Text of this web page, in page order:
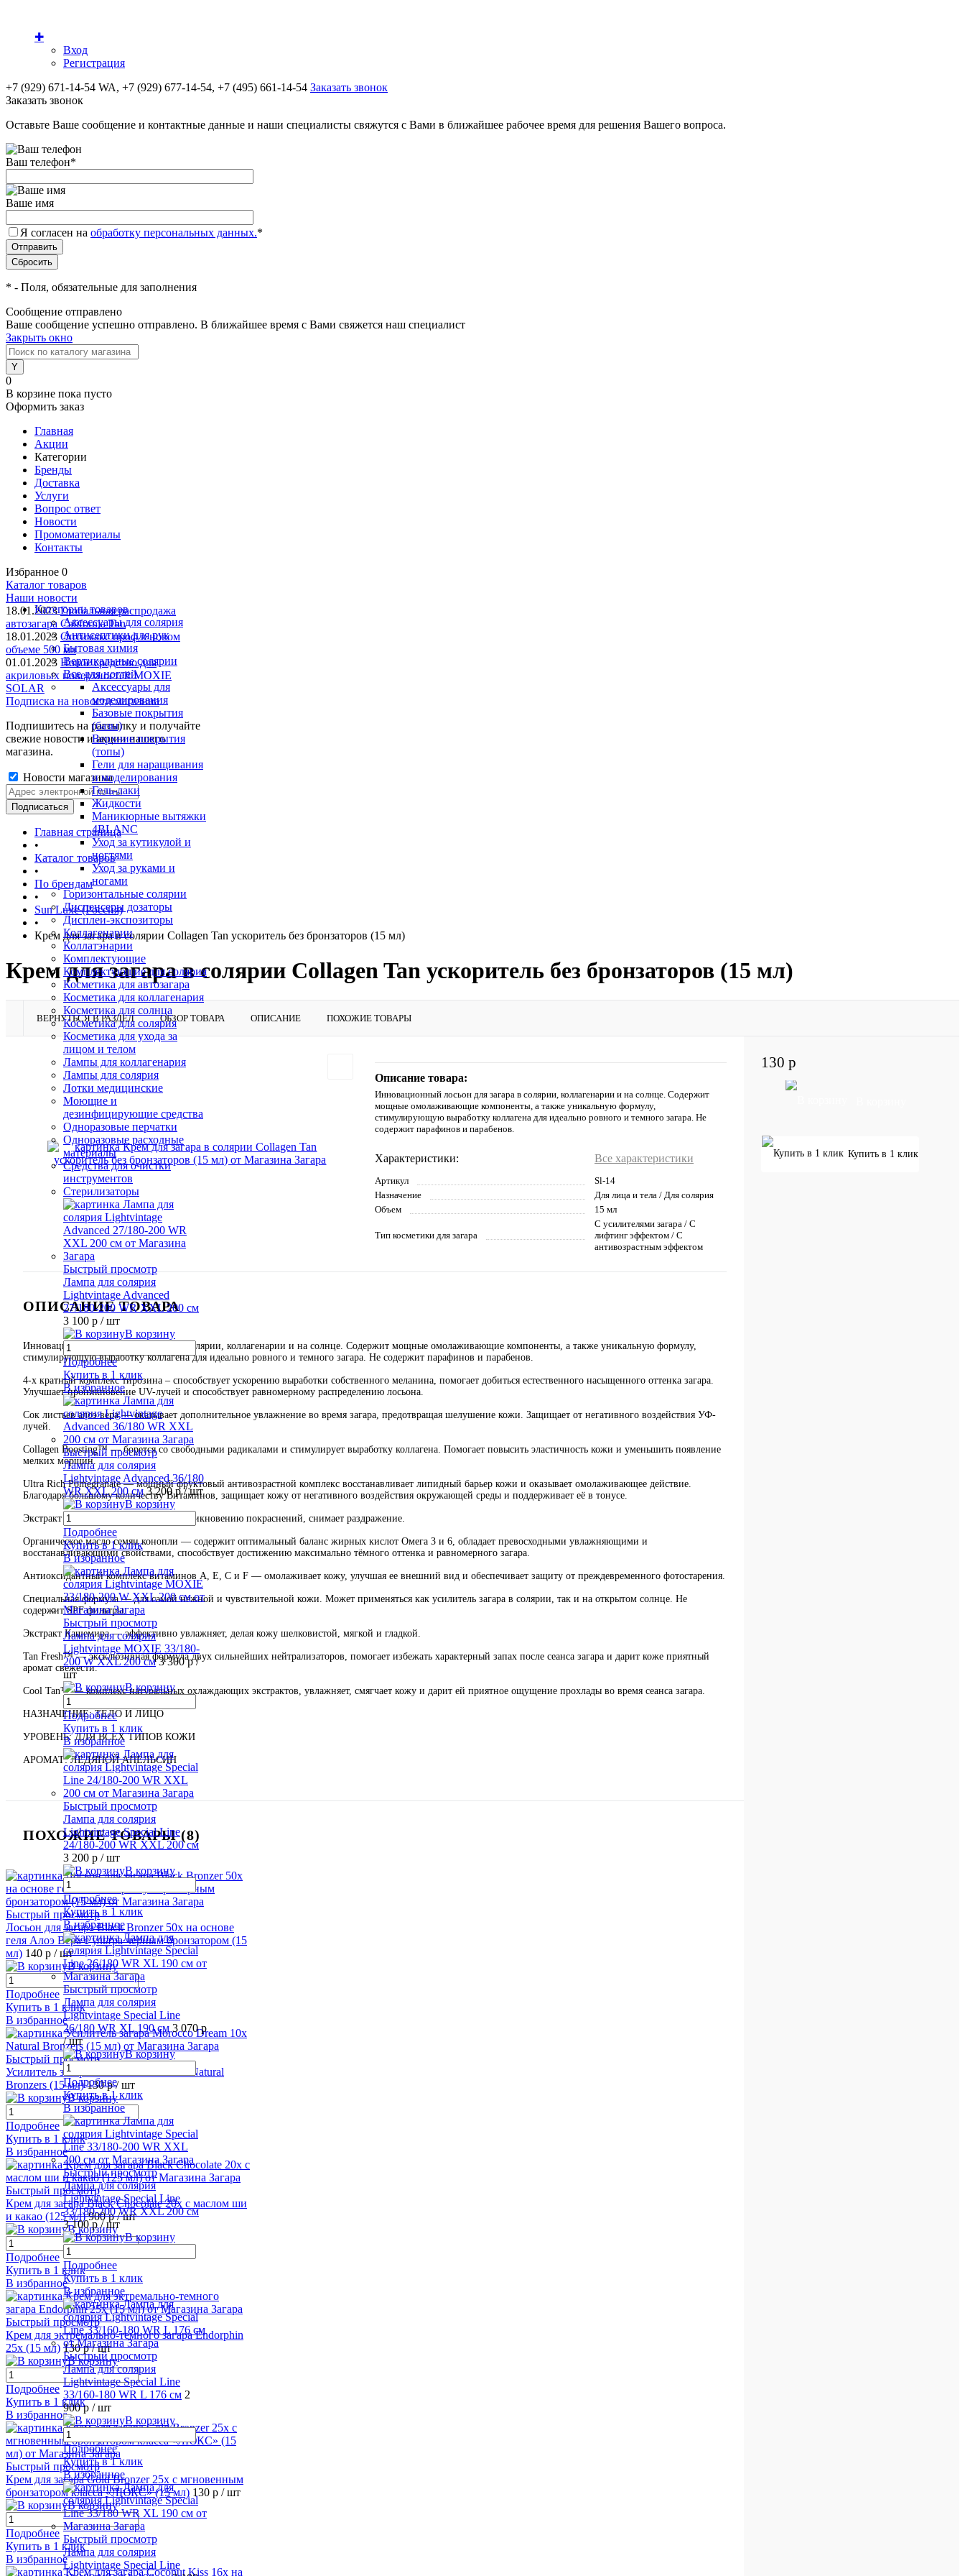
✚
Вход
Регистрация
+7 (929) 671-14-54 WA, +7 (929) 677-14-54, +7 (495) 661-14-54 Заказать звонок
Заказать звонок
Оставьте Ваше сообщение и контактные данные и наши специалисты свяжутся с Вами в ближайшее рабочее время для решения Вашего вопроса.
Ваш телефон*
Ваше имя
Я согласен на обработку персональных данных.*
* - Поля, обязательные для заполнения
Сообщение отправлено
Ваше сообщение успешно отправлено. В ближайшее время с Вами свяжется наш специалист
Закрыть окно
0
В корзине пока пусто
Оформить заказ
Главная
Акции
Категории
Бренды
Доставка
Услуги
Вопрос ответ
Новости
Промоматериалы
Контакты
Избранное 0
Каталог товаров
Категории товаров
Аксессуары для солярия
Антисептики для рук
Бытовая химия
Вертикальные солярии
Все для ногтей
Аксессуары для
моделирования
Базовые покрытия
(базы)
Верхние покрытия
(топы)
Гели для наращивания
и моделирования
Гель-лаки
Жидкости
Маникюрные вытяжки
4BLANC
Уход за кутикулой и
ногтями
Уход за руками и
ногами
Горизонтальные солярии
Диспенсеры дозаторы
Дисплеи-экспозиторы
Коллагенарии
Коллатэнарии
Комплектующие
Комплектующие для солярия
Косметика для автозагара
Косметика для коллагенария
Косметика для солнца
Косметика для солярия
Косметика для ухода за
лицом и телом
Лампы для коллагенария
Лампы для солярия
Лотки медицинские
Моющие и
дезинфицирующие средства
Одноразовые перчатки
Одноразовые расходные
материалы
Средства для очистки
инструментов
Стерилизаторы
Быстрый просмотр
Лампа для солярия
Lightvintage Advanced
27/180-200 WR XXL 200 см
3 100 р / шт
В корзину
Подробнее
Купить в 1 клик
В избранное
Быстрый просмотр
Лампа для солярия
Lightvintage Advanced 36/180
WR XXL 200 см 3 200 р/ шт
В корзину
Подробнее
Купить в 1 клик
В избранное
Быстрый просмотр
Лампа для солярия
Lightvintage MOXIE 33/180-
200 W XXL 200 см 3 300 р/
шт
В корзину
Подробнее
Купить в 1 клик
В избранное
Быстрый просмотр
Лампа для солярия
Lightvintage Special Line
24/180-200 WR XXL 200 см
3 200 р / шт
В корзину
Подробнее
Купить в 1 клик
В избранное
Быстрый просмотр
Лампа для солярия
Lightvintage Special Line
26/180 WR XL 190 см 3 070 р
/ шт
В корзину
Подробнее
Купить в 1 клик
В избранное
Быстрый просмотр
Лампа для солярия
Lightvintage Special Line
33/180-200 WR XXL 200 см
3 100 р/ шт
В корзину
Подробнее
Купить в 1 клик
В избранное
Быстрый просмотр
Лампа для солярия
Lightvintage Special Line
33/160-180 WR L 176 см 2
900 р / шт
В корзину
Подробнее
Купить в 1 клик
В избранное
Быстрый просмотр
Лампа для солярия
Lightvintage Special Line
Наши новости
18.01.2023 Глобальная распродажа
автозагара California Tan
18.01.2023 Оптимакс проф в новом
объеме 500 мл
01.01.2023 Новое средство для
акриловых поверхностей MOXIE
SOLAR
Подписка на новости магазина
Подпишитесь на рассылку и получайте
свежие новости и акции нашего
магазина.
Новости магазина
Главная страница
•
Каталог товаров
•
По брендам
•
Sun Luxe (Россия)
•
Крем для загара в солярии Collagen Tan ускоритель без бронзаторов (15 мл)
Крем для загара в солярии Collagen Tan ускоритель без бронзаторов (15 мл)
ВЕРНУТЬСЯ В РАЗДЕЛ ОБЗОР ТОВАРА ОПИСАНИЕ ПОХОЖИЕ ТОВАРЫ
Описание товара:
Инновационный лосьон для загара в солярии, коллагенарии и на солнце. Содержит
мощные омолаживающие компоненты, а также уникальную формулу,
стимулирующую выработку коллагена для идеально ровного и темного загара. Не
содержит парафинов и парабенов.
Характеристики: Все характеристики
Артикул
Sl-14
Назначение
Для лица и тела / Для солярия
Объем
15 мл
Тип косметики для загара
С усилителями загара / С
лифтинг эффектом / С
антивозрастным эффектом
ОПИСАНИЕ ТОВАРА
Инновационный лосьон для загара в солярии, коллагенарии и на солнце. Содержит мощные омолаживающие компоненты, а также уникальную формулу,
стимулирующую выработку коллагена для идеально ровного и темного загара. Не содержит парафинов и парабенов.
4-х кратный комплекс тирозина – способствует ускорению выработки собственного меланина, помогает добиться естественного насыщенного оттенка загара.
Улучшает проникновение UV-лучей и способствует равномерному распределению лосьона.
Сок листьев алоэ вера — оказывает дополнительное увлажнение во время загара, предотвращая шелушение кожи. Защищает от негативного воздействия УФ-
лучей.
Сollagen Boosting™ — борется со свободными радикалами и стимулирует выработку коллагена. Помогает повысить эластичность кожи и уменьшить появление
мелких морщин.
Ultra Rich Pomegranate — мощный фруктовый антивозрастной комплекс восстанавливает липидный барьер кожи и оказывает омолаживающее действие.
Благодаря большому количеству Витаминов, защищает кожу от негативного воздействия окружающей среды и поддерживает её в тонусе.
Экстракт авокадо — препятствует возникновению покраснений, снимает раздражение.
Органическое масло семян конопли — содержит оптимальный баланс жирных кислот Омега 3 и 6, обладает превосходными увлажняющими и
восстанавливающими свойствами, способствует достижению максимально тёмного оттенка и равномерного загара.
Антиоксидантный комплекс витаминов А, Е, С и F — омолаживает кожу, улучшая ее внешний вид и обеспечивает защиту от преждевременного фотостарения.
Специальная формула — для самой нежной и чувствительной кожи. Может применяться как усилитель загара в солярии, так и на открытом солнце. Не
содержит SPF фильтры.
Экстракт Кашемира — эффективно увлажняет, делая кожу шелковистой, мягкой и гладкой.
Tan Fresh™ — эксклюзивная формула двух сильнейших нейтрализаторов, помогает избежать характерный запах после сеанса загара и дарит коже приятный
аромат свежести.
Cool Tan™ — комплекс натуральных охлаждающих экстрактов, увлажняет, смягчает кожу и дарит ей приятное ощущение прохлады во время сеанса загара.
НАЗНАЧЕНИЕ: ТЕЛО И ЛИЦО
УРОВЕНЬ: ДЛЯ ВСЕХ ТИПОВ КОЖИ
АРОМАТ: ЛЕДЯНОЙ АПЕЛЬСИН
ПОХОЖИЕ ТОВАРЫ (8)
Быстрый просмотр
Лосьон для загара Black Bronzer 50х на основе
геля Алоэ Вера с ультра черным бронзатором (15
мл) 140 р / шт
В корзину
Подробнее
Купить в 1 клик
В избранное
Быстрый просмотр
Усилитель загара Morocco Dream 10х Natural
Bronzers (15 мл) 130 р/ шт
В корзину
Подробнее
Купить в 1 клик
В избранное
Быстрый просмотр
Крем для загара Black Chocolate 20х с маслом ши
и какао (125 мл) 900 р/ шт
В корзину
Подробнее
Купить в 1 клик
В избранное
Быстрый просмотр
Крем для эктремально-темного загара Endorphin
25х (15 мл) 130 р/ шт
В корзину
Подробнее
Купить в 1 клик
В избранное
Быстрый просмотр
Крем для загара Gold Bronzer 25x с мгновенным
бронзатором класса «ЛЮКС» (15 мл) 130 р / шт
В корзину
Подробнее
Купить в 1 клик
В избранное
130 р
Купить в 1 клик